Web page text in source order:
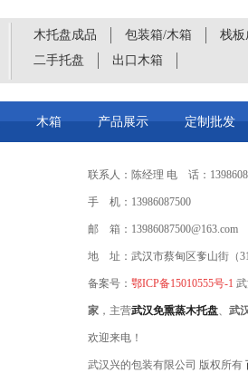
木托盘成品 包装箱/木箱 栈板
二手托盘
出口木箱
木箱 产品展示 定制批发
联系人：陈经理 电 话：
手 机：13986087500
邮 箱：13986087500@163.com
地 址：武汉市蔡甸区奓山街（
备案号： 鄂ICP备15010555号-1
家 ，主营武汉免熏蒸木托盘、 武
欢迎来电！
武汉兴的包装有限公司 版权所有